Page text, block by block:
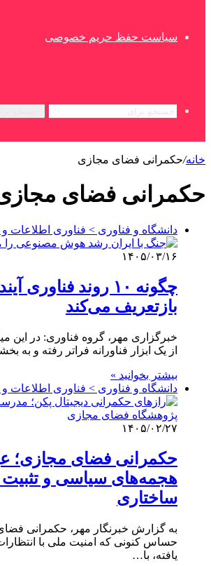
سیاست حفظ حریم خصوصی
خانه/حکمرانی فضای مجازی
حکمرانی فضای
دانشگاه و فناوری > فناوری اطلاعات و
۱۴۰۵/۰۳/۱۶
چگونه ۱۰ روند فناوری
بازتعریف می‌کند
خبرگزاری مهر، گروه فناوری: در
از یک ابزار فناورانه فراتر رفته و به
بیشتر بخوانید »
دانشگاه و فناوری > فناوری اطلاعات و
۱۴۰۵/۰۲/۲۷
حکمرانی فضای مجازی؛
هجمه‌های سیاسی و
ساختاری
به گزارش خبرنگار مهر، حکمرانی
حساس کنونی که امنیت ملی با
یافته، با…